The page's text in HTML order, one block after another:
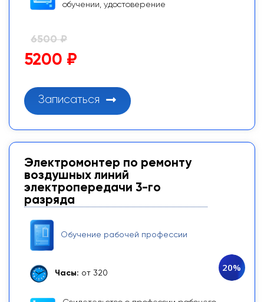
обучении, удостоверение
6500 ₽
5200 ₽
Записаться
Электромонтер по ремонту
воздушных линий
электропередачи 3-го
разряда
Обучение рабочей профессии
Часы: от 320
20%